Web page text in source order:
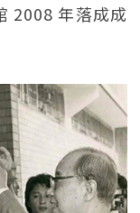
2008 年落成成